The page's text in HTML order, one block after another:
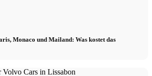
Monaco und Mailand: Was kostet das